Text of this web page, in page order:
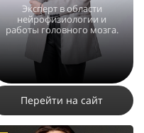
Эксперт в области
нейрофизиологии и
работы головного мозга.
8895 17
Перейти на сайт